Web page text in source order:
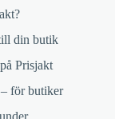
din butik
Prisjakt
för butiker